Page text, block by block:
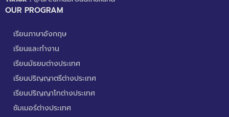
OUR PROGRAM
เรียนภาษาอังกฤษ
เรียนและทำงาน
เรียนมัธยมต่างประเทศ
เรียนปริญญาตรีต่างประเทศ
เรียนปริญญาโทต่างประเทศ
ซัมเมอร์ต่างประเทศ